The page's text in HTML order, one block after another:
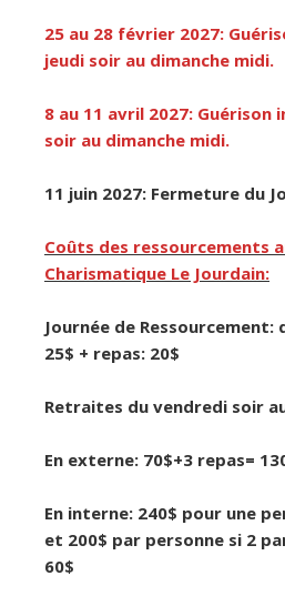
25 au 28 février 2027:
jeudi soir au dimanche midi.
8 au 11 avril 2027: Guérison
soir au dimanche midi.
11 juin 2027: Fermeture du
Coûts des ressourcements
Charismatique Le Jourdain:
Journée de Ressourcement:
25$ + repas: 20$
Retraites du vendredi soir
En externe: 70$+3 repas=
En interne: 240$ pour une
et 200$ par personne si 2
60$